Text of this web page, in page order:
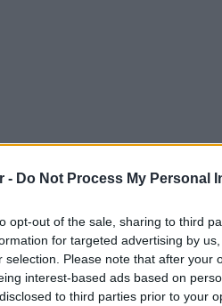
- Do Not Process My Personal
opt-out of the sale, sharing to third
for targeted advertising by
selection. Please note that after your
interest-based ads based on
to third parties prior to your
πλησίασε τον δήμαρχο,
αμέσως προς το